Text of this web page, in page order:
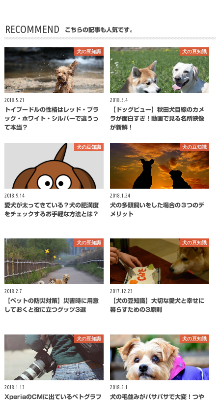
RECOMMEND こちらの記事も人気です。
犬の豆知識
2018.5.21
トイプードルの性格はレッド・ブラ
ック・ホワイト・シルバーで違うっ
て本当？
犬の豆知識
2018.3.4
【ドッグビュー】秋田犬目線のカメ
ラが面白すぎ！動画で見る名所映像
が新鮮！
犬の豆知識
2018.9.14
愛犬が太ってきている？犬の肥満度
をチェックするお手軽な方法とは？
犬の豆知識
2018.1.24
犬の多頭飼いをした場合の３つのデ
メリット
犬の豆知識
2018.2.7
【ペットの防災対策】災害時に用意
しておくと役に立つグッツ3選
犬の豆知識
2017.12.23
【犬の豆知識】大切な愛犬と幸せに
暮らすための3原則
犬の豆知識
2018.1.13
XperiaのCＭに出ているペトグラフ
犬の豆知識
2018.5.1
犬の毛並みがパサパサで大変！つや